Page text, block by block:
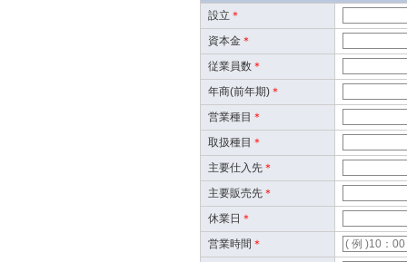
設立 ＊
資本金 ＊
従業員数 ＊
年商(前年期) ＊
営業種目 ＊
取扱種目 ＊
主要仕入先 ＊
主要販売先 ＊
休業日 ＊
営業時間 ＊